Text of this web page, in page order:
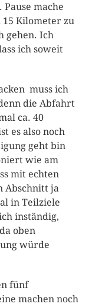
mache
Kilometer zu
gehen. Ich
ich soweit
muss ich
die Abfahrt
ca. 40
es also noch
geht bin
wie am
mit echten
Abschnitt ja
in Teilziele
inständig,
oben
würde
fünf
machen noch